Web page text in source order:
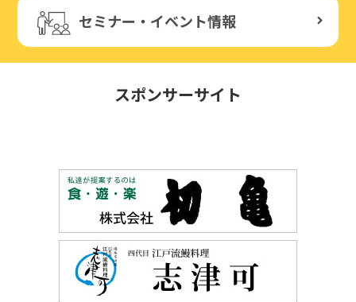
セミナー・イベント情報
スポンサーサイト